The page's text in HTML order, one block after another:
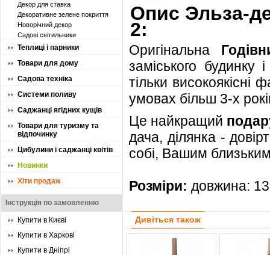
Декор для ставка
Декоративне зелене покриття
Новорічний декор
Садові світильники
Теплиці і парники
Товари для дому
Садова техніка
Системи поливу
Саджанці ягідних кущів
Товари для туризму та
відпочинку
Цибулини і саджанці квітів
Новинки
Хіти продаж
Інструкція по замовленню
Купити в Києві
Купити в Харкові
Купити в Дніпрі
Опис Эльза-
2:
Оригінальна
заміського будинку
тільки високоякісні
умовах більш 3-х
Це найкращий
дача, ділянка -
собі, Вашим
Розміри: довжина:
Дивіться також